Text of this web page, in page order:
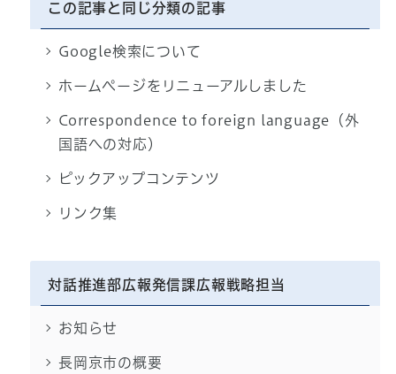
この記事と同じ分類の記事
Google検索について
ホームページをリニューアルしました
Correspondence to foreign language（外
国語への対応）
ピックアップコンテンツ
リンク集
対話推進部広報発信課広報戦略担当
お知らせ
長岡京市の概要